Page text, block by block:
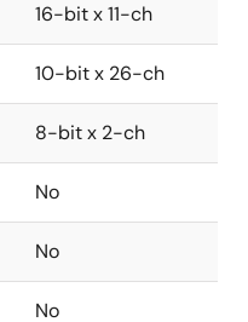
16-bit x 11-ch
10-bit x 26-ch
8-bit x 2-ch
No
No
No